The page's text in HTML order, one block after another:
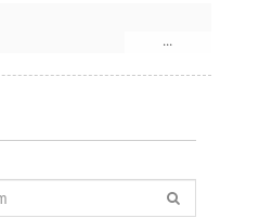
...